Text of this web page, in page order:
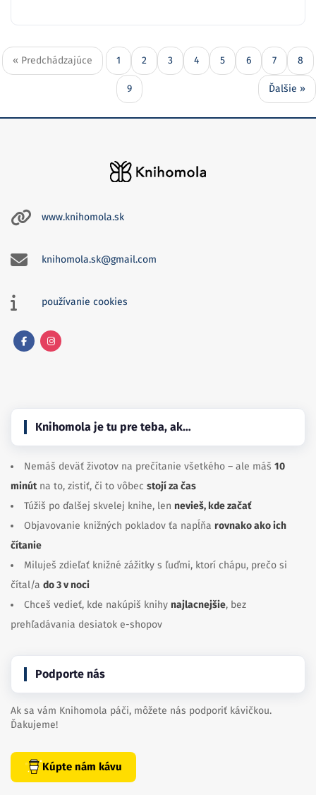
« Predchádzajúce 1 2 3 4 5 6 7 8
9 Ďalšie »
www.knihomola.sk
knihomola.sk@gmail.com
používanie cookies
Knihomola je tu pre teba, ak…
Nemáš deväť životov na prečítanie všetkého – ale máš 10
minútna to, zistiť, či to vôbec stojí za čas
Túžiš po ďalšej skvelej knihe, len nevieš, kde začať
Objavovanie knižných pokladov ťa napĺňa rovnako ako ich
čítanie
Miluješ zdieľať knižné zážitky s ľuďmi, ktorí chápu, prečo si
čítal/a do 3 v noci
Chceš vedieť, kde nakúpiš knihy najlacnejšie, bez
prehľadávania desiatok e-shopov
Podporte nás
Ak sa vám Knihomola páči, môžete nás podporiť kávičkou.
Ďakujeme!
Kúpte nám kávu